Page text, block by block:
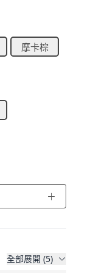
摩卡棕
＋
全部展開 (5)